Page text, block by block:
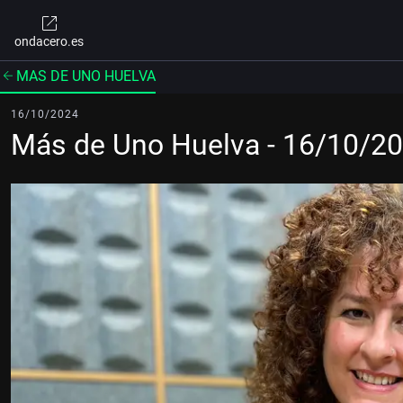
ondacero.es
MAS DE UNO HUELVA
16/10/2024
Más de Uno Huelva - 16/10/